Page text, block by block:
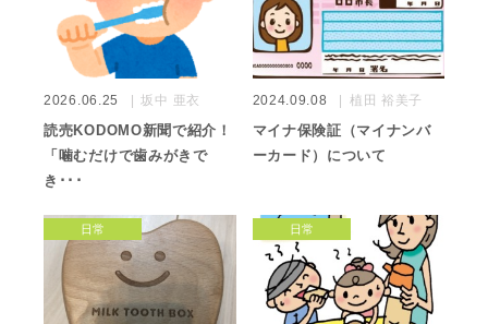
2026.06.25 坂中 亜衣
読売KODOMO新聞で紹介！
「噛むだけで歯みがきで
き･･･
2024.09.08 植田 裕美子
マイナ保険証（マイナンバ
ーカード）について
日常 日常